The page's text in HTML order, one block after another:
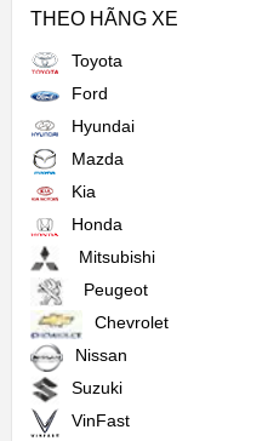
THEO HÃNG XE
Toyota
Ford
Hyundai
Mazda
Kia
Honda
Mitsubishi
Peugeot
Chevrolet
Nissan
Suzuki
VinFast